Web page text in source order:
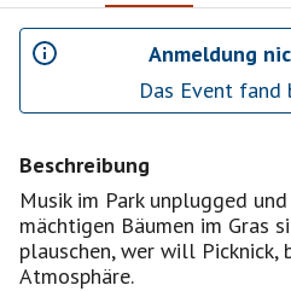
Anmeldung
Das Event
Beschreibung
Musik im Park unplugged
mächtigen Bäumen im Gras
plauschen, wer will Picknick,
Atmosphäre.